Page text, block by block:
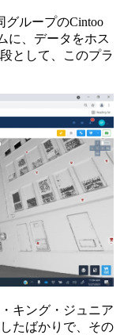
グループのCintoo
に、データをホス
として、このプラ
キング・ジュニア
たばかりで、その